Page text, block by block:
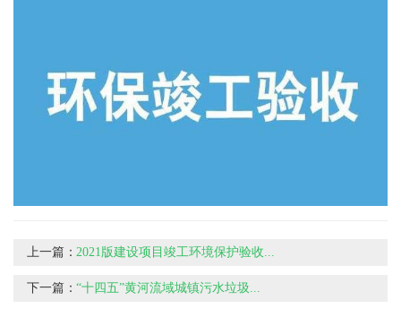
上一篇： 2021版建设项目竣工环境保护验收...
下一篇：“十四五”黄河流域城镇污水垃圾...